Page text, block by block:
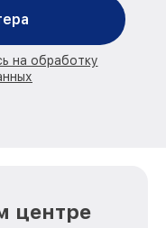
на обработку
центре